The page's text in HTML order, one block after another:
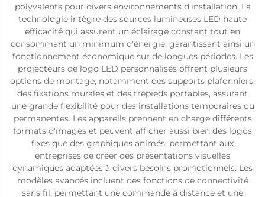
polyvalents pour divers environnements d'installation. La
technologie intègre des sources lumineuses LED haute
efficacité qui assurent un éclairage constant tout en
consommant un minimum d'énergie, garantissant ainsi un
fonctionnement économique sur de longues périodes. Les
projecteurs de logo LED personnalisés offrent plusieurs
options de montage, notamment des supports plafonniers,
des fixations murales et des trépieds portables, assurant
une grande flexibilité pour des installations temporaires ou
permanentes. Les appareils prennent en charge différents
formats d'images et peuvent afficher aussi bien des logos
fixes que des graphiques animés, permettant aux
entreprises de créer des présentations visuelles
dynamiques adaptées à divers besoins promotionnels. Les
modèles avancés incluent des fonctions de connectivité
sans fil, permettant une commande à distance et une